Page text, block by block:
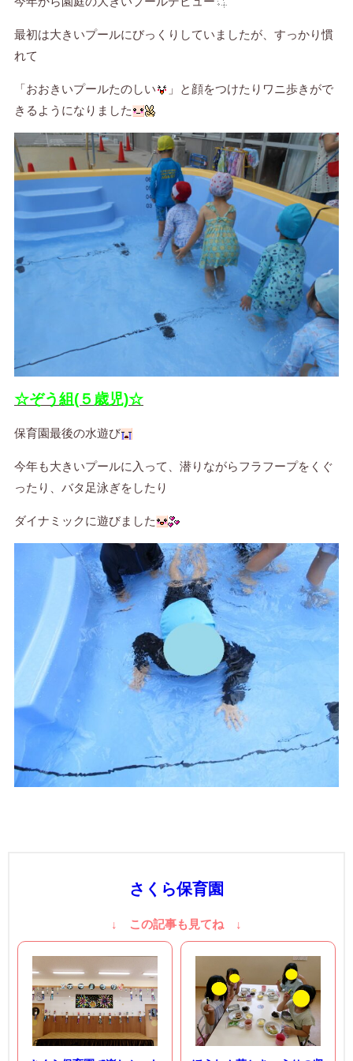
最初は大きいプールにびっくりしていましたが、すっかり慣
れて
「おおきいプールたのしい
」と顔をつけたりワニ歩きがで
きるようになりました
☆ぞう組(５歳児)☆
保育園最後の水遊び
今年も大きいプールに入って、潜りながらフラフープをくぐ
ったり、バタ足泳ぎをしたり
ダイナミックに遊びました
さくら保育園
↓ この記事も見てね ↓